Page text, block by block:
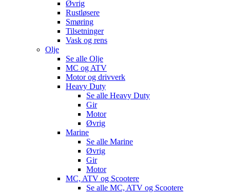
Øvrig
Rustløsere
Smøring
Tilsetninger
Vask og rens
Olje
Se alle Olje
MC og ATV
Motor og drivverk
Heavy Duty
Se alle Heavy Duty
Gir
Motor
Øvrig
Marine
Se alle Marine
Øvrig
Gir
Motor
MC, ATV og Scootere
Se alle MC, ATV og Scootere